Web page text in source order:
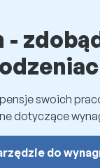
-
swoich
dotyczące
do